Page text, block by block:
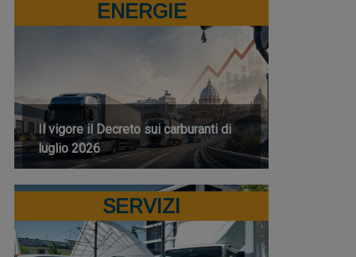
ENERGIE
Il vigore il Decreto sui carburanti di
luglio 2026
SERVIZI